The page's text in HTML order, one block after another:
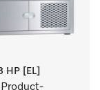
HP [EL]
Product-